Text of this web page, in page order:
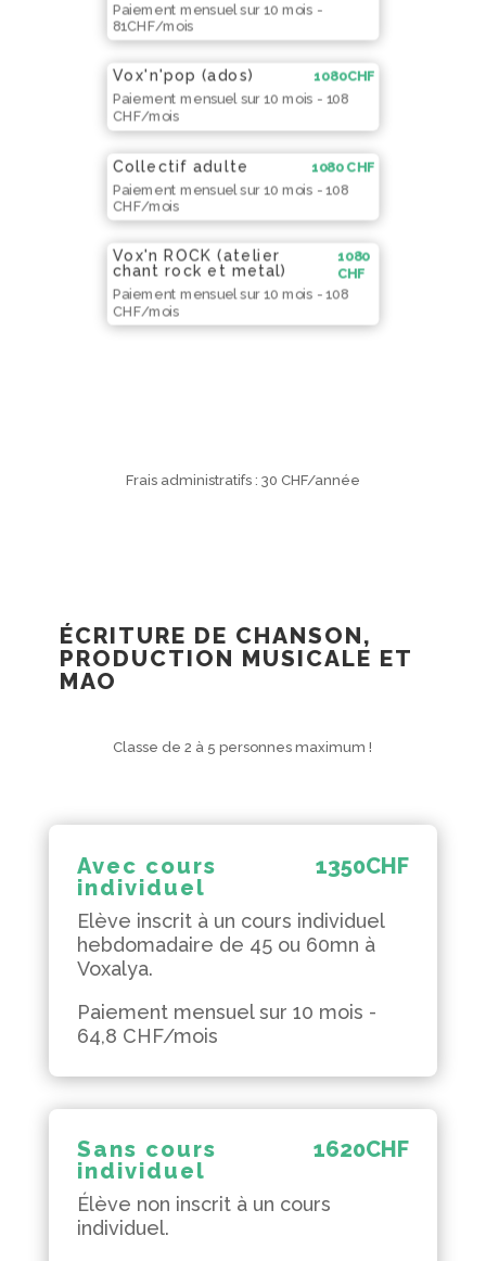
Paiement mensuel sur 10 mois -
81CHF/mois
Vox'n'pop (ados) 1080CHF
Paiement mensuel sur 10 mois - 108
CHF/mois
Collectif adulte 1080CHF
Paiement mensuel sur 10 mois - 108
CHF/mois
Vox'n ROCK (atelier
chant rock et metal)
1080
CHF
Paiement mensuel sur 10 mois - 108
CHF/mois
Frais administratifs : 30 CHF/année
ÉCRITURE DE CHANSON,
PRODUCTION MUSICALE ET
MAO
Classe de 2 à 5 personnes maximum !
Avec cours
individuel
1350CHF
Elève inscrit à un cours individuel
hebdomadaire de 45 ou 60mn à
Voxalya.
Paiement mensuel sur 10 mois -
64,8 CHF/mois
Sans cours
individuel
1620CHF
Élève non inscrit à un cours
individuel.